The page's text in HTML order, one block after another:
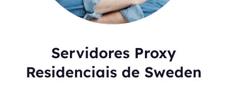
Servidores Proxy
Residenciais de Sweden